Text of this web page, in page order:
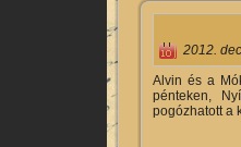
2012.
Alvin és a
pénteken,
pogózhatott a